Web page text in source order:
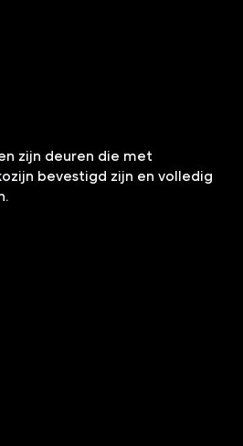
zijn deuren die met
bevestigd zijn en volledig